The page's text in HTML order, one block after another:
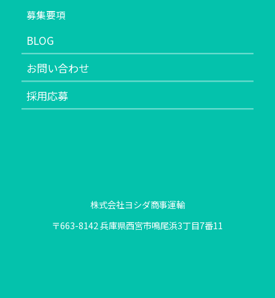
募集要項
BLOG
お問い合わせ
採用応募
株式会社ヨシダ商事運輸
〒663-8142 兵庫県西宮市鳴尾浜3丁目7番11